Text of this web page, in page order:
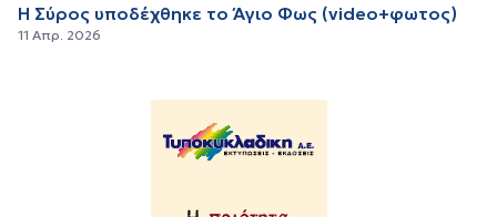
Η Σύρος υποδέχθηκε το Άγιο Φως (video+φωτος)
11 Απρ. 2026